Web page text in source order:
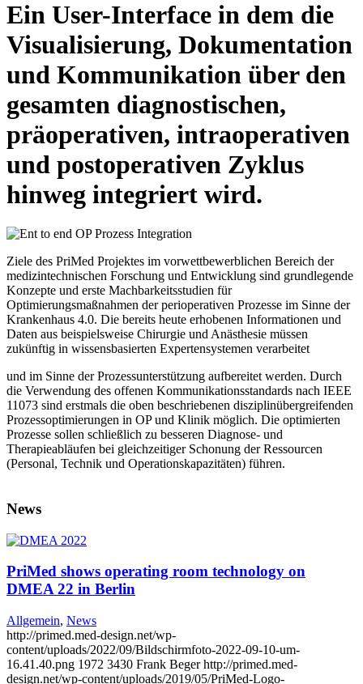
Ein User-Interface in dem die
Visualisierung, Dokumentation
und Kommunikation über den
gesamten diagnostischen,
präoperativen, intraoperativen
und postoperativen Zyklus
hinweg integriert wird.
Ziele des PriMed Projektes im vorwettbewerblichen Bereich der
medizintechnischen Forschung und Entwicklung sind grundlegende
Konzepte und erste Machbarkeitsstudien für
Optimierungsmaßnahmen der perioperativen Prozesse im Sinne der
Krankenhaus 4.0. Die bereits heute erhobenen Informationen und
Daten aus beispielsweise Chirurgie und Anästhesie müssen
zukünftig in wissensbasierten Expertensystemen verarbeitet
und im Sinne der Prozessunterstützung aufbereitet werden. Durch
die Verwendung des offenen Kommunikationsstandards nach IEEE
11073 sind erstmals die oben beschriebenen disziplinübergreifenden
Prozessoptimierungen in OP und Klinik möglich. Die optimierten
Prozesse sollen schließlich zu besseren Diagnose- und
Therapieabläufen bei gleichzeitiger Schonung der Ressourcen
(Personal, Technik und Operationskapazitäten) führen.
News
PriMed shows operating room technology on
DMEA 22 in Berlin
Allgemein, News
http://primed.med-design.net/wp-
content/uploads/2022/09/Bildschirmfoto-2022-09-10-um-
16.41.40.png 1972 3430 Frank Beger http://primed.med-
design.net/wp-content/uploads/2019/05/PriMed-Logo-